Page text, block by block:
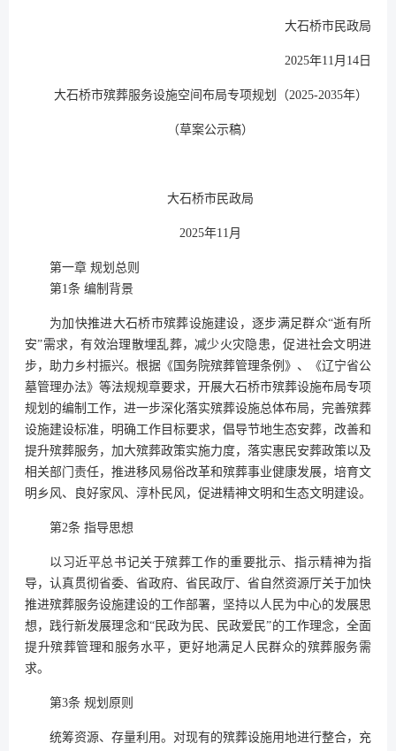
大石桥市民政局
2025年11月14日
大石桥市殡葬服务设施空间布局专项规划（2025-2035年）
（草案公示稿）
大石桥市民政局
2025年11月
第一章 规划总则
第1条 编制背景
为加快推进大石桥市殡葬设施建设，逐步满足群众“逝有所
安”需求，有效治理散埋乱葬，减少火灾隐患，促进社会文明进
步，助力乡村振兴。根据《国务院殡葬管理条例》、《辽宁省公
墓管理办法》等法规规章要求，开展大石桥市殡葬设施布局专项
规划的编制工作，进一步深化落实殡葬设施总体布局，完善殡葬
设施建设标准，明确工作目标要求，倡导节地生态安葬，改善和
提升殡葬服务，加大殡葬政策实施力度，落实惠民安葬政策以及
相关部门责任，推进移风易俗改革和殡葬事业健康发展，培育文
明乡风、良好家风、淳朴民风，促进精神文明和生态文明建设。
第2条 指导思想
以习近平总书记关于殡葬工作的重要批示、指示精神为指
导，认真贯彻省委、省政府、省民政厅、省自然资源厅关于加快
推进殡葬服务设施建设的工作部署，坚持以人民为中心的发展思
想，践行新发展理念和“民政为民、民政爱民”的工作理念，全面
提升殡葬管理和服务水平，更好地满足人民群众的殡葬服务需
求。
第3条 规划原则
统筹资源、存量利用。对现有的殡葬设施用地进行整合，充